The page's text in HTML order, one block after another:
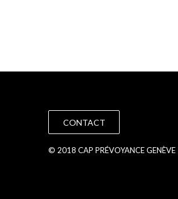
CONTACT
© 2018 CAP PRÉVOYANCE